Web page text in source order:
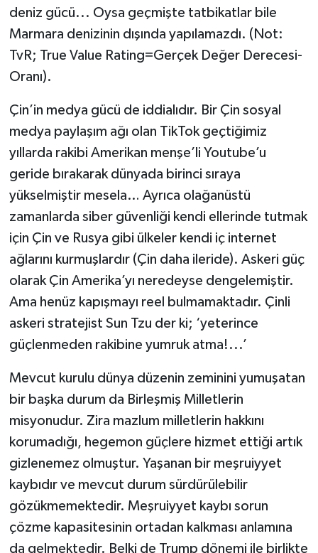
deniz gücü... Oysa geçmişte tatbikatlar bile
Marmara denizinin dışında yapılamazdı. (Not:
TvR; True Value Rating=Gerçek Değer Derecesi-
Oranı).
Çin’in medya gücü de iddialıdır. Bir Çin sosyal
medya paylaşım ağı olan TikTok geçtiğimiz
yıllarda rakibi Amerikan menşe’li Youtube’u
geride bırakarak dünyada birinci sıraya
yükselmiştir mesela… Ayrıca olağanüstü
zamanlarda siber güvenliği kendi ellerinde tutmak
için Çin ve Rusya gibi ülkeler kendi iç internet
ağlarını kurmuşlardır (Çin daha ileride). Askeri güç
olarak Çin Amerika’yı neredeyse dengelemiştir.
Ama henüz kapışmayı reel bulmamaktadır. Çinli
askeri stratejist Sun Tzu der ki; ‘yeterince
güçlenmeden rakibine yumruk atma!...’
Mevcut kurulu dünya düzenin zeminini yumuşatan
bir başka durum da Birleşmiş Milletlerin
misyonudur. Zira mazlum milletlerin hakkını
korumadığı, hegemon güçlere hizmet ettiği artık
gizlenemez olmuştur. Yaşanan bir meşruiyyet
kaybıdır ve mevcut durum sürdürülebilir
gözükmemektedir. Meşruiyyet kaybı sorun
çözme kapasitesinin ortadan kalkması anlamına
da gelmektedir. Belki de Trump dönemi ile birlikte